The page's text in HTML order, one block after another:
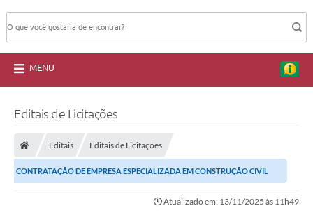
MENU
Editais de Licitações
Editais Editais de Licitações
CONTRATAÇÃO DE EMPRESA ESPECIALIZADA EM CONSTRUÇÃO CIVIL
Atualizado em: 13/11/2025 às 11h49